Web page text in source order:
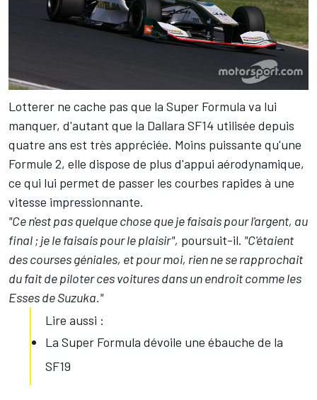
Lotterer ne cache pas que la Super Formula va lui
manquer, d'autant que la Dallara SF14 utilisée depuis
quatre ans est très appréciée. Moins puissante qu'une
Formule 2, elle dispose de plus d'appui aérodynamique,
ce qui lui permet de passer les courbes rapides à une
vitesse impressionnante.
"Ce n'est pas quelque chose que je faisais pour l'argent, au
final ; je le faisais pour le plaisir", poursuit-il. "C'étaient
des courses géniales, et pour moi, rien ne se rapprochait
du fait de piloter ces voitures dans un endroit comme les
Esses de Suzuka."
Lire aussi :
La Super Formula dévoile une ébauche de la
SF19